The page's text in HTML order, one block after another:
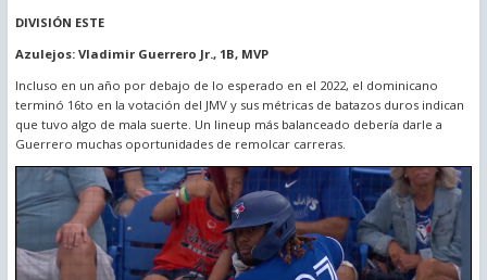
DIVISIÓN ESTE
Azulejos: Vladimir Guerrero Jr., 1B, MVP
Incluso en un año por debajo de lo esperado en el 2022, el dominicano
terminó 16to en la votación del JMV y sus métricas de batazos duros indican
que tuvo algo de mala suerte. Un lineup más balanceado debería darle a
Guerrero muchas oportunidades de remolcar carreras.